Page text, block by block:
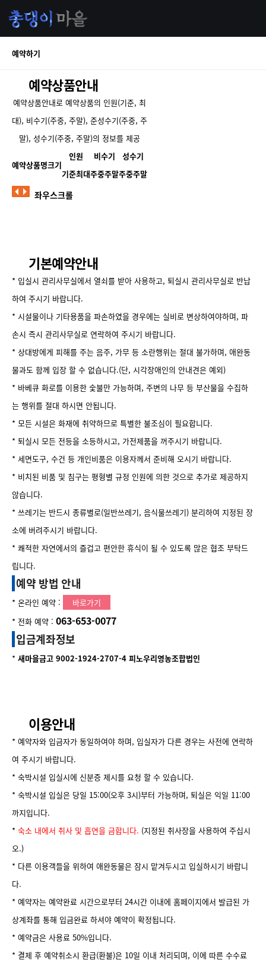
예약하기
예약상품안내
예약상품안내로 예약상품의 인원(기준, 최
대), 비수기(주중, 주말), 준성수기(주중, 주
말), 성수기(주중, 주말)의 정보를 제공
예약상품명크기
인원 비수기
성수기
기준최대주중주말주중주말
좌우스크롤
기본예약안내
* 입실시 관리사무실에서 열쇠를 받아 사용하고, 퇴실시 관리사무실로 반납
하여 주시기 바랍니다.
* 시설물이나 기타용품을 파손하였을 경우에는 실비로 변상하여야하며, 파
손시 즉시 관리사무실로 연락하여 주시기 바랍니다.
* 상대방에게 피해를 주는 음주, 가무 등 소란행위는 절대 불가하며, 애완동
물과도 함께 입장 할 수 없습니다.(단, 시각장애인의 안내견은 예외)
* 바베큐 화로를 이용한 숯불만 가능하며, 주변의 나무 등 부산물을 수집하
는 행위를 절대 하시면 안됩니다.
* 모든 시설은 화재에 취약하므로 특별한 불조심이 필요합니다.
* 퇴실시 모든 전등을 소등하시고, 가전제품을 꺼주시기 바랍니다.
* 세면도구, 수건 등 개인비품은 이용자께서 준비해 오시기 바랍니다.
* 비치된 비품 및 침구는 평형별 규정 인원에 의한 것으로 추가로 제공하지
않습니다.
* 쓰레기는 반드시 종류별로(일반쓰레기, 음식물쓰레기) 분리하여 지정된 장
소에 버려주시기 바랍니다.
* 쾌적한 자연에서의 즐겁고 편안한 휴식이 될 수 있도록 많은 협조 부탁드
립니다.
예약 방법 안내
* 온라인 예약 :
바로가기
* 전화 예약 : 063-653-0077
입금계좌정보
* 새마을금고 9002-1924-2707-4 피노우리영농조합법인
이용안내
* 예약자와 입금자가 동일하여야 하며, 입실자가 다른 경우는 사전에 연락하
여 주시기 바랍니다.
* 숙박시설 입실시에 신분증 제시를 요청 할 수 있습니다.
* 숙박시설 입실은 당일 15:00(오후 3시)부터 가능하며, 퇴실은 익일 11:00
까지입니다.
* 숙소 내에서 취사 및 흡연을 금합니다. (지정된 취사장을 사용하여 주십시
오.)
* 다른 이용객들을 위하여 애완동물은 잠시 맡겨두시고 입실하시기 바랍니
다.
* 예약자는 예약완료 시간으로부터 24시간 이내에 홈페이지에서 발급된 가
상계좌를 통해 입금완료 하셔야 예약이 확정됩니다.
* 예약금은 사용료 50%입니다.
* 결제 후 예약취소시 환급(환불)은 10일 이내 처리되며, 이에 따른 수수료